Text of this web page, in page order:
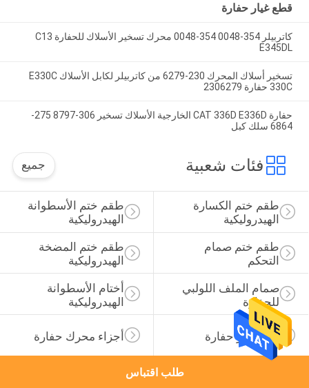
قطع غيار حفارة
كاتربيلر 354-0048 354-0048 محرك تسخير الأسلاك للحفارة C13
E345DL
تسخير أسلاك المحرك 230-6279 من كاتربيلر لكابل الأسلاك E330C
330C حفارة 2306279
حفارة CAT 336D E336D الخارجية الأسلاك تسخير 306-8797 275-
6864 سلك كبل
فئات شعبية جميع
طقم ختم الأسطوانة
الهيدروليكية
طقم ختم الكسارة
الهيدروليكية
طقم ختم المضخة
الهيدروليكية
طقم ختم صمام
التحكم
أختام الأسطوانة
الهيدروليكية
صمام الملف اللولبي
للحفارة
أجزاء محرك حفارة قطع غيار حفارة
طلب اقتباس